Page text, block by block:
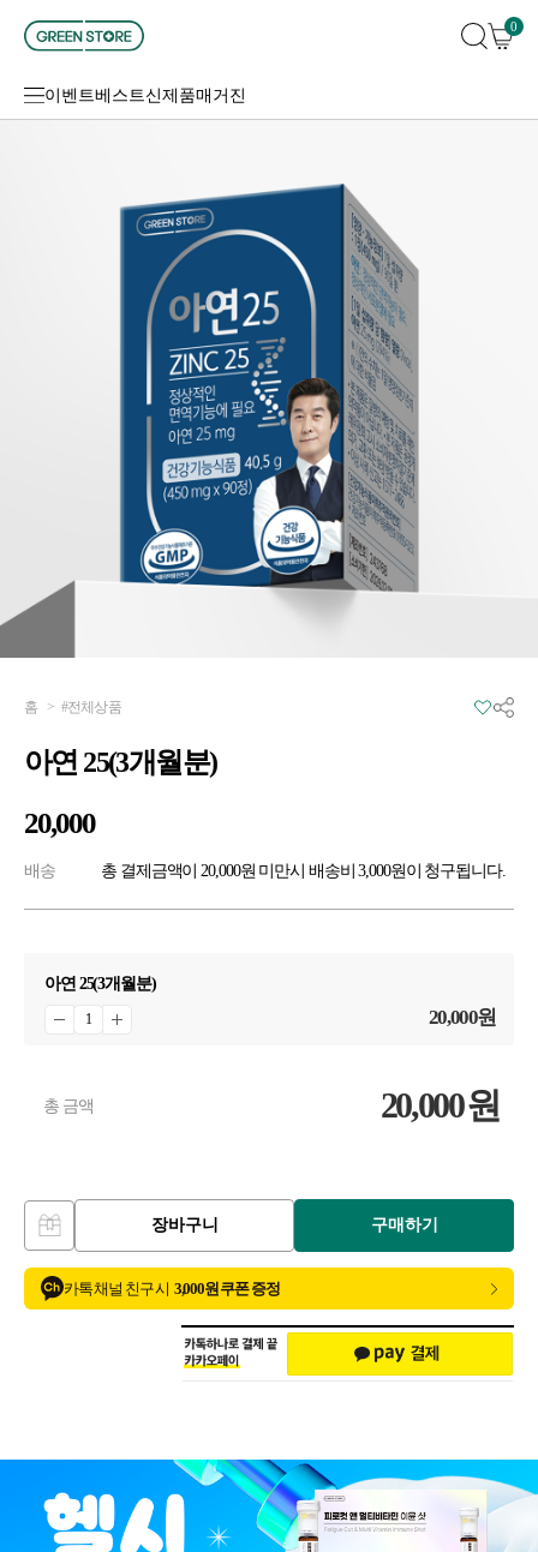
0
이벤트베스트 신제품매거진
홈 >#전체상품
아연 25(3개월분)
20,000
배송 총 결제금액이 20,000원 미만시 배송비 3,000원이 청구됩니다.
아연 25(3개월분)
20,000원
총 금액 20,000원
장바구니 구매하기
카톡 채널 친구 시 3,000원 쿠폰 증정